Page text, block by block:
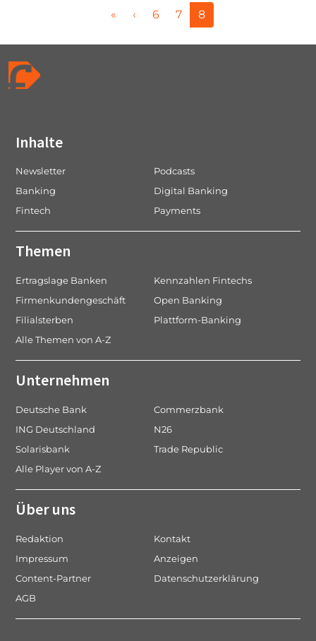
g
e
n
g
o
n
« ‹
P
g
6
P
g
7
C
u
r
8
Inhalte
Newsletter
Podcasts
Banking
Digital Banking
Fintech
Payments
Themen
Ertragslage Banken
Kennzahlen Fintechs
Firmenkundengeschäft
Open Banking
Filialsterben
Plattform-Banking
Alle Themen von A-Z
Unternehmen
Deutsche Bank
Commerzbank
ING Deutschland
N26
Solarisbank
Trade Republic
Alle Player von A-Z
Über uns
Redaktion
Kontakt
Impressum
Anzeigen
Content-Partner
Datenschutzerklärung
AGB